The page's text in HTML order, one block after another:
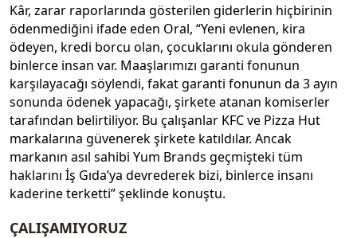
Kâr, zarar raporlarında gösterilen giderlerin hiçbirinin
ödenmediğini ifade eden Oral, “Yeni evlenen, kira
ödeyen, kredi borcu olan, çocuklarını okula gönderen
binlerce insan var. Maaşlarımızı garanti fonunun
karşılayacağı söylendi, fakat garanti fonunun da 3 ayın
sonunda ödenek yapacağı, şirkete atanan komiserler
tarafından belirtiliyor. Bu çalışanlar KFC ve Pizza Hut
markalarına güvenerek şirkete katıldılar. Ancak
markanın asıl sahibi Yum Brands geçmişteki tüm
haklarını İş Gıda’ya devrederek bizi, binlerce insanı
kaderine terketti” şeklinde konuştu.
ÇALIŞAMIYORUZ